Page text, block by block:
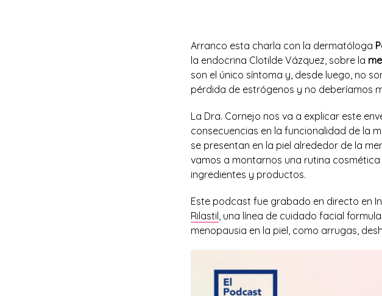
Arranco esta charla con la dermatóloga
la endocrina Clotilde Vázquez, sobre la
son el único síntoma y, desde luego, no
pérdida de estrógenos y no deberíamos
La Dra. Cornejo nos va a explicar este
consecuencias en la funcionalidad de la
se presentan en la piel alrededor de la
vamos a montarnos una rutina
ingredientes y productos.
Este podcast fue grabado en directo en
Rilastil, una línea de cuidado facial
menopausia en la piel, como arrugas,